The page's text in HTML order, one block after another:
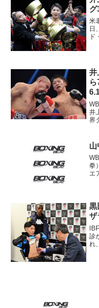
ジ
グ
米
日
ド
上
井
開
井
界
デ
ラ
山
拳
エ
ポ
黒
ザ
診
れ